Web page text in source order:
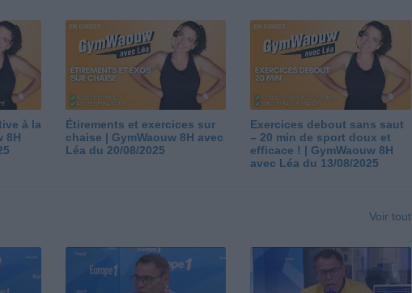
à la
8H
Étirements et exercices sur
chaise | GymWaouw 8H avec
Léa du 20/08/2025
Exercices debout sans saut
– 20 min de sport doux et
efficace ! | GymWaouw 8H
avec Léa du 13/08/2025
Voir tout